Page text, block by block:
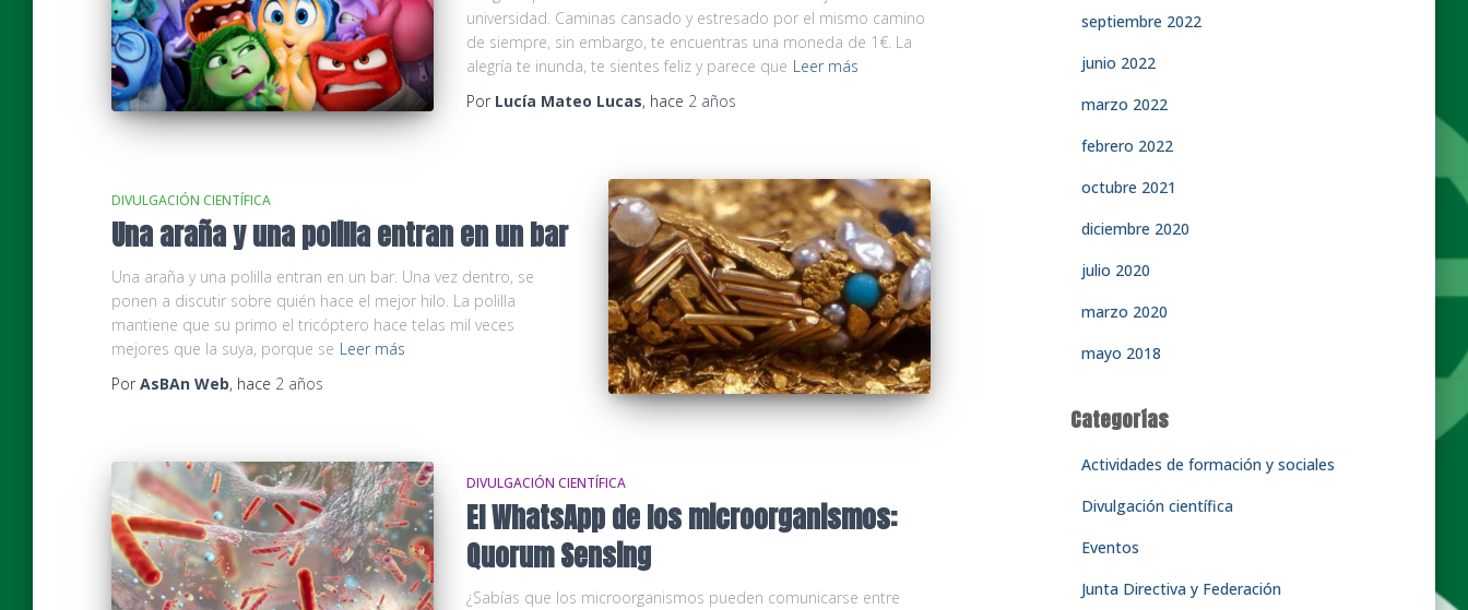
universidad. Caminas cansado y estresado por el mismo camino
de siempre, sin embargo, te encuentras una moneda de 1€. La
alegría te inunda, te sientes feliz y parece que Leer más
Por Lucía Mateo Lucas, hace 2 años
DIVULGACIÓN CIENTÍFICA
Una araña y una polilla entran en un bar
Una araña y una polilla entran en un bar. Una vez dentro, se
ponen a discutir sobre quién hace el mejor hilo. La polilla
mantiene que su primo el tricóptero hace telas mil veces
mejores que la suya, porque se Leer más
Por AsBAn Web, hace 2 años
DIVULGACIÓN CIENTÍFICA
El WhatsApp de los microorganismos:
Quorum Sensing
¿Sabías que los microorganismos pueden comunicarse entre
septiembre 2022
junio 2022
marzo 2022
febrero 2022
octubre 2021
diciembre 2020
julio 2020
marzo 2020
mayo 2018
Categorías
Actividades de formación y sociales
Divulgación científica
Eventos
Junta Directiva y Federación